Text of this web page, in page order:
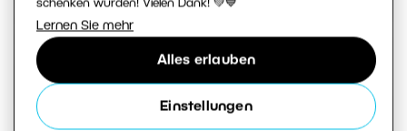
schenken würden! Vielen Dank! 💚💙
Lernen Sie mehr
Alles erlauben
Einstellungen